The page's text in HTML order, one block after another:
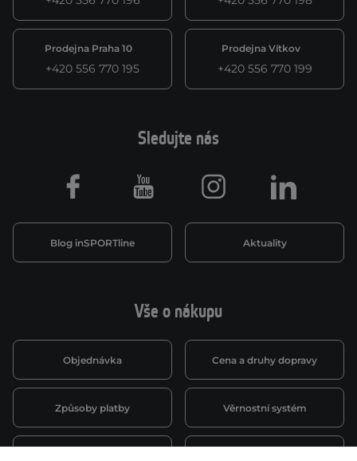
Prodejna Praha 10
+420 556 770 195
Prodejna Vítkov
+420 556 770 199
Vše o nákupu
Objednávka Cena a druhy dopravy
Způsoby platby Věrnostní systém
Sledujte nás
Blog inSPORTline Aktuality
Facebook Youtube Instagram LinkedIn